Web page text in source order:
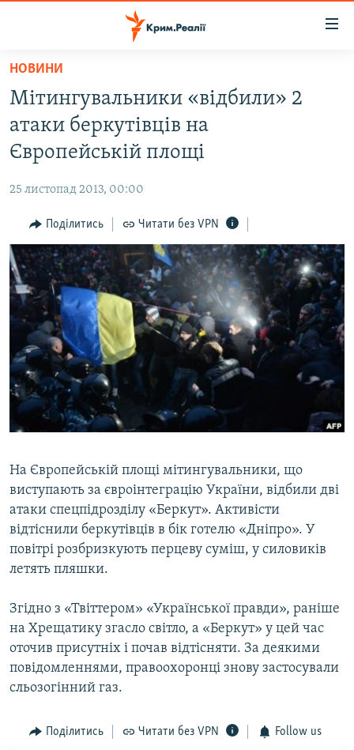
Перейти
основного
матеріалу
Перейти
до
основної
Перейти
до
пошуку
ВОДА.КРИМ
ВІДЕО ТА ФОТО
БЛОГИ
ПОГЛЯД
ІНТЕРВ'Ю
ВСЕ ЗА ДЕНЬ
СПЕЦПРОЕКТИ
ДЕПОРТАЦІЯ
ВІДЕОУРОКИ «ELIFBE»
СВІДЧЕННЯ ОКУПАЦІЇ
УКРАЇНСЬКА ПРОБЛЕМА КРИМУ
ЯК ОБІЙТИ БЛОКУВАННЯ
Русский
Qırımtatar
Усі сайти RFE/RL
НОВИНИ
Мітингувальники «відбили» 2
атаки беркутівців на
Європейській площі
25 листопад 2013, 00:00
Поділитись Читати без VPN
На Європейській площі мітингувальники, що
виступають за євроінтеграцію України, відбили дві
атаки спецпідрозділу «Беркут». Активісти
відтіснили беркутівців в бік готелю «Дніпро». У
повітрі розбризкують перцеву суміш, у силовиків
летять пляшки.
Згідно з «Твіттером» «Української правди», раніше
на Хрещатику згасло світло, а «Беркут» у цей час
оточив присутніх і почав відтісняти. За деякими
повідомленнями, правоохоронці знову застосували
сльозогінний газ.
Поділитись Читати без VPN Follow us